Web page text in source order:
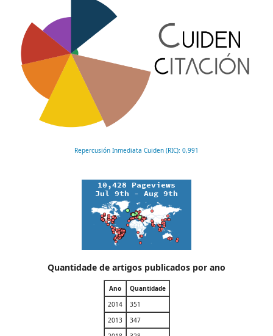
Repercusión Inmediata Cuiden (RIC): 0,991
Quantidade de artigos publicados por ano
Ano
Quantidade
2014
351
2013
347